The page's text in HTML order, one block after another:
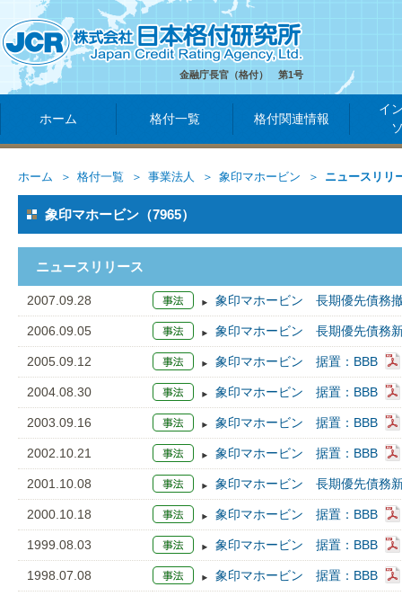
金融庁長官（格付） 第1号
ホーム 格付一覧 格付関連情報
イ
ホーム 格付一覧 事業法人 象印マホービン ニュースリリ
象印マホービン（7965）
ニュースリリース
2007.09.28 象印マホービン 長期優先債務
2006.09.05 象印マホービン 長期優先債務
2005.09.12 象印マホービン 据置：BBB
2004.08.30 象印マホービン 据置：BBB
2003.09.16 象印マホービン 据置：BBB
2002.10.21 象印マホービン 据置：BBB
2001.10.08 象印マホービン 長期優先債務
2000.10.18 象印マホービン 据置：BBB
1999.08.03 象印マホービン 据置：BBB
1998.07.08 象印マホービン 据置：BBB